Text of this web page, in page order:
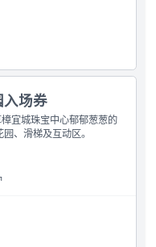
入场券
宜城珠宝中心郁郁葱葱的
、滑梯及互动区。